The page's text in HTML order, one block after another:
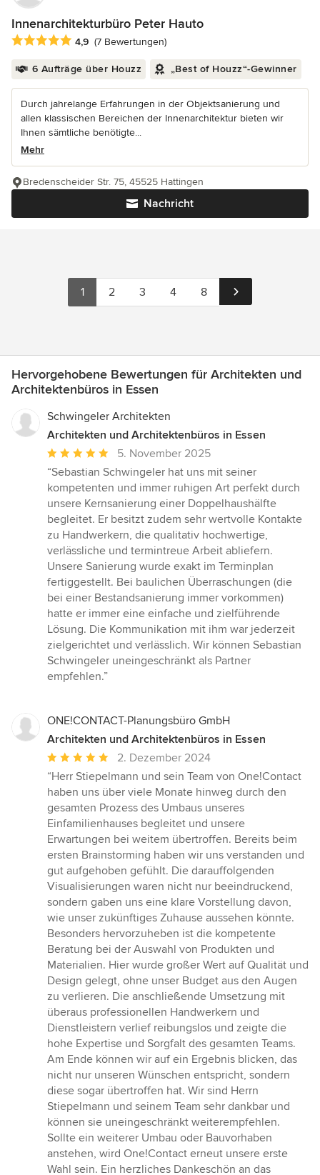
Innenarchitekturbüro Peter Hauto
Durchschnittliche Bewertung: 4.9 von 5 Sternen
4,9 (7 Bewertungen)
6 Aufträge über Houzz „Best of Houzz“-Gewinner
Durch jahrelange Erfahrungen in der Objektsanierung und
allen klassischen Bereichen der Innenarchitektur bieten wir
Ihnen sämtliche benötigte...
Mehr
Nachricht
Bredenscheider Str. 75, 45525 Hattingen
1 2 3 4 8
Hervorgehobene Bewertungen für Architekten und
Architektenbüros in Essen
Schwingeler Architekten
Architekten und Architektenbüros in Essen
Durchschnittliche
Bewertung:
5
von
5
Sternen
5. November 2025
“Sebastian Schwingeler hat uns mit seiner
kompetenten und immer ruhigen Art perfekt durch
unsere Kernsanierung einer Doppelhaushälfte
begleitet. Er besitzt zudem sehr wertvolle Kontakte
zu Handwerkern, die qualitativ hochwertige,
verlässliche und termintreue Arbeit abliefern.
Unsere Sanierung wurde exakt im Terminplan
fertiggestellt. Bei baulichen Überraschungen (die
bei einer Bestandsanierung immer vorkommen)
hatte er immer eine einfache und zielführende
Lösung. Die Kommunikation mit ihm war jederzeit
zielgerichtet und verlässlich. Wir können Sebastian
Schwingeler uneingeschränkt als Partner
empfehlen.”
ONE!CONTACT-Planungsbüro GmbH
Architekten und Architektenbüros in Essen
Durchschnittliche
Bewertung:
5
von
5
Sternen
2. Dezember 2024
“Herr Stiepelmann und sein Team von One!Contact
haben uns über viele Monate hinweg durch den
gesamten Prozess des Umbaus unseres
Einfamilienhauses begleitet und unsere
Erwartungen bei weitem übertroffen. Bereits beim
ersten Brainstorming haben wir uns verstanden und
gut aufgehoben gefühlt. Die darauffolgenden
Visualisierungen waren nicht nur beeindruckend,
sondern gaben uns eine klare Vorstellung davon,
wie unser zukünftiges Zuhause aussehen könnte.
Besonders hervorzuheben ist die kompetente
Beratung bei der Auswahl von Produkten und
Materialien. Hier wurde großer Wert auf Qualität und
Design gelegt, ohne unser Budget aus den Augen
zu verlieren. Die anschließende Umsetzung mit
überaus professionellen Handwerkern und
Dienstleistern verlief reibungslos und zeigte die
hohe Expertise und Sorgfalt des gesamten Teams.
Am Ende können wir auf ein Ergebnis blicken, das
nicht nur unseren Wünschen entspricht, sondern
diese sogar übertroffen hat. Wir sind Herrn
Stiepelmann und seinem Team sehr dankbar und
können sie uneingeschränkt weiterempfehlen.
Sollte ein weiterer Umbau oder Bauvorhaben
anstehen, wird One!Contact erneut unsere erste
Wahl sein. Ein herzliches Dankeschön an das